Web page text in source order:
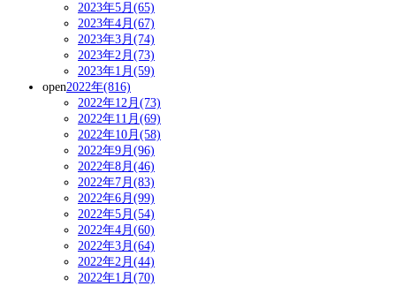
2023年5月(65)
2023年4月(67)
2023年3月(74)
2023年2月(73)
2023年1月(59)
open2022年(816)
2022年12月(73)
2022年11月(69)
2022年10月(58)
2022年9月(96)
2022年8月(46)
2022年7月(83)
2022年6月(99)
2022年5月(54)
2022年4月(60)
2022年3月(64)
2022年2月(44)
2022年1月(70)